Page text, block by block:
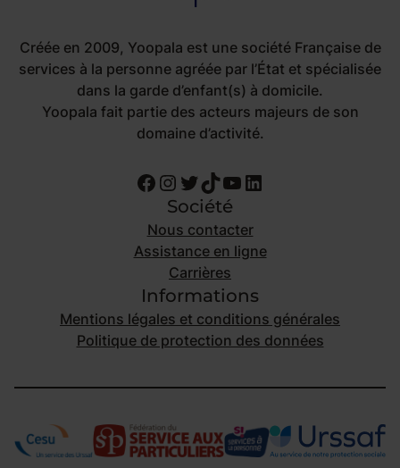
Créée en 2009, Yoopala est une société Française de
services à la personne agréée par l’État et spécialisée
dans la garde d’enfant(s) à domicile.
Yoopala fait partie des acteurs majeurs de son
domaine d’activité.
Facebook Instagram Twitter TikTok YouTube LinkedIn
Société
Nous contacter
Assistance en ligne
Carrières
Informations
Mentions légales et conditions générales
Politique de protection des données